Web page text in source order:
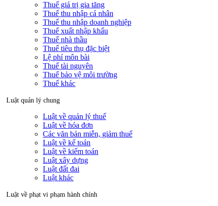
Thuế giá trị gia tăng
Thuế thu nhập cá nhân
Thuế thu nhập doanh nghiệp
Thuế xuất nhập khẩu
Thuế nhà thầu
Thuế tiêu thụ đặc biệt
Lệ phí môn bài
Thuế tài nguyên
Thuế bảo vệ môi trường
Thuế khác
Luật quản lý chung
Luật về quản lý thuế
Luật về hóa đơn
Các văn bản miễn, giảm thuế
Luật về kế toán
Luật về kiểm toán
Luật xây dựng
Luật đất đai
Luật khác
Luật về phạt vi phạm hành chính